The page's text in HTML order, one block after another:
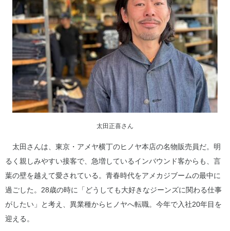
太田正喜さん
太田さんは、東京・アメヤ横丁のヒノヤ本店の名物販売員だ。明
るく親しみやすい接客で、急増しているインバウンド客からも、言
葉の壁を越えて愛されている。青春時代をアメカジブームの最中に
過ごした。28歳の時に「どうしても大好きなジーンズに関わる仕事
がしたい」と考え、異業種からヒノヤへ転職。今年で入社20年目を
迎える。